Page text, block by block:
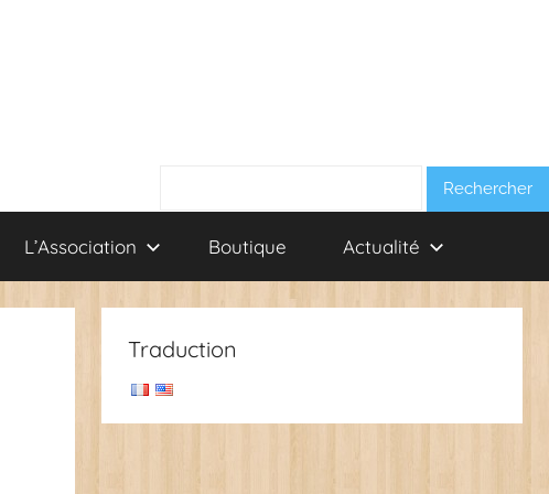
L’Association Boutique Actualité
Traduction